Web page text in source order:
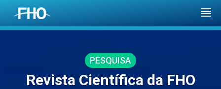
PESQUISA
Revista Científica da FHO